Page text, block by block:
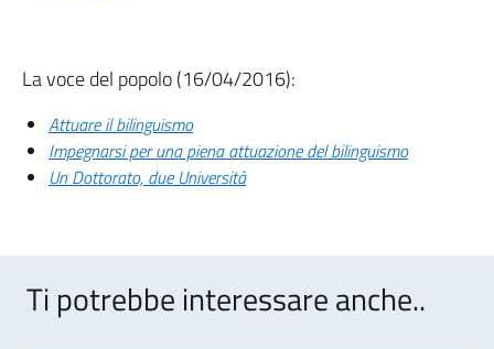
La voce del popolo (16/04/2016):
Attuare il bilinguismo
Impegnarsi per una piena attuazione del bilinguismo
Un Dottorato, due Università
Ti potrebbe interessare anche..